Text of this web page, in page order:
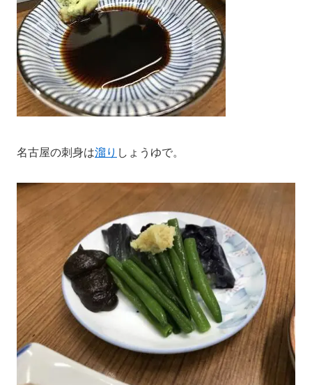
名古屋の刺身は溜り しょうゆで。